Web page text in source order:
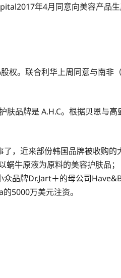
年4月同意向美容产品
权。联合利华上周同意与南
品牌是 A.H.C。根据贝恩与
，近来部份韩国品牌被收购的
蜗牛原液为原料的美容护肤品；
品牌Dr.Jart＋的母公司
5000万美元注资。